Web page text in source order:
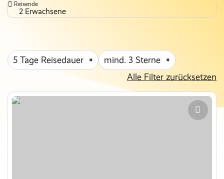
Reisende
2 Erwachsene
5 Tage Reisedauer
mind. 3 Sterne
Alle Filter zurücksetzen